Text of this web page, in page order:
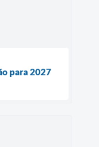
para 2027